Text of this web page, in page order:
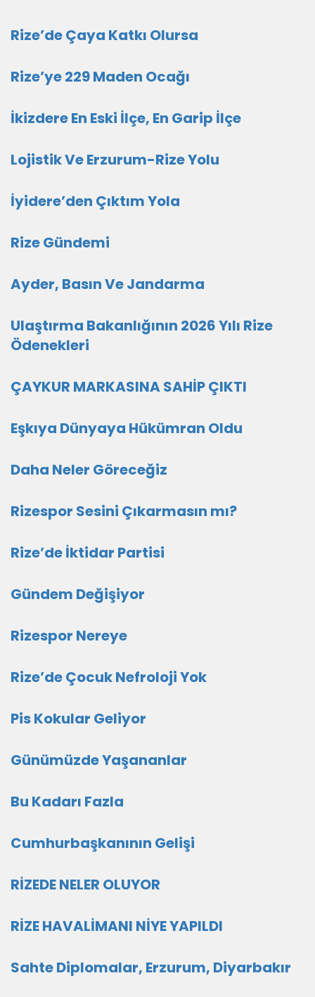
Rize’de Çaya Katkı Olursa
Rize’ye 229 Maden Ocağı
İkizdere En Eski İlçe, En Garip İlçe
Lojistik Ve Erzurum-Rize Yolu
İyidere’den Çıktım Yola
Rize Gündemi
Ayder, Basın Ve Jandarma
Ulaştırma Bakanlığının 2026 Yılı Rize
Ödenekleri
ÇAYKUR MARKASINA SAHİP ÇIKTI
Eşkıya Dünyaya Hükümran Oldu
Daha Neler Göreceğiz
Rizespor Sesini Çıkarmasın mı?
Rize’de İktidar Partisi
Gündem Değişiyor
Rizespor Nereye
Rize’de Çocuk Nefroloji Yok
Pis Kokular Geliyor
Günümüzde Yaşananlar
Bu Kadarı Fazla
Cumhurbaşkanının Gelişi
RİZEDE NELER OLUYOR
RİZE HAVALİMANI NİYE YAPILDI
Sahte Diplomalar, Erzurum, Diyarbakır